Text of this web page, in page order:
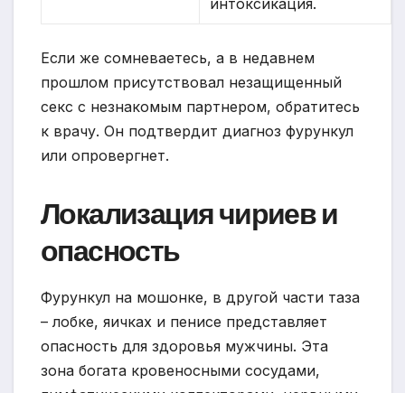
Если же сомневаетесь, а в недавнем
прошлом присутствовал незащищенный
секс с незнакомым партнером, обратитесь
к врачу. Он подтвердит диагноз фурункул
или опровергнет.
Локализация чириев и
опасность
Фурункул на мошонке, в другой части таза
– лобке, яичках и пенисе представляет
опасность для здоровья мужчины. Эта
зона богата кровеносными сосудами,